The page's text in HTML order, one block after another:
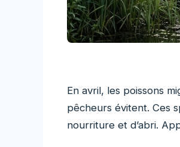
En avril, les poissons
pêcheurs évitent. Ces
nourriture et d’abri.